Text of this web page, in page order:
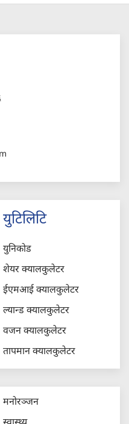
युटिलिटि
युनिकोड
शेयर क्यालकुलेटर
ईएमआई क्यालकुलेटर
ल्यान्ड क्यालकुलेटर
वजन क्यालकुलेटर
तापमान क्यालकुलेटर
मनोरञ्जन